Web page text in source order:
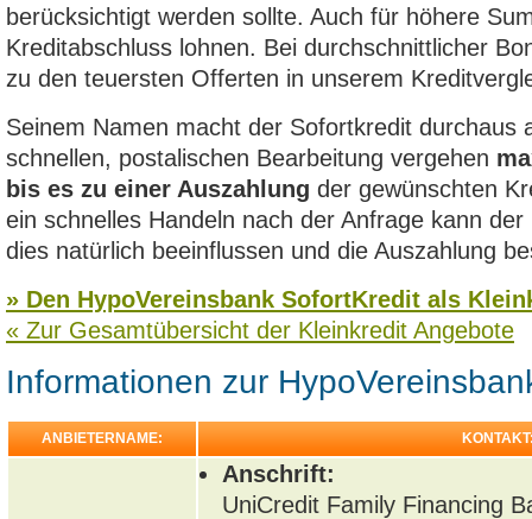
berücksichtigt werden sollte. Auch für höhere
Kreditabschluss lohnen. Bei durchschnittlicher
zu den teuersten Offerten in unserem
Seinem Namen macht der Sofortkredit durchaus
schnellen, postalischen Bearbeitung vergehen
bis es zu einer Auszahlung der gewünschten
ein schnelles Handeln nach der Anfrage kann
dies natürlich beeinflussen und die Auszahlung
» Den HypoVereinsbank SofortKredit als
« Zur Gesamtübersicht der Kleinkredit Angebote
Informationen zur
ANBIETERNAME:
Anschrift:
UniCredit Family Financing